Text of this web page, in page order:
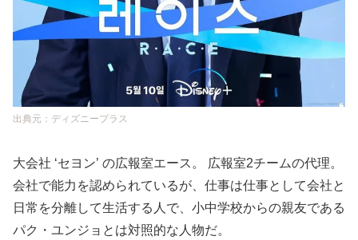
出典元：ディズニープラス
大会社 ‘セヨン’ の広報室エース。 広報室2チームの代理。
会社で能力を認められているが、仕事は仕事として会社と
日常を分離して生活する人で、小中学校からの親友である
パク・ユンジョとは対照的な人物だ。